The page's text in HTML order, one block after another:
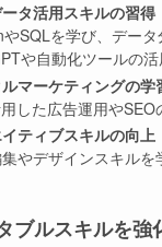
タ活用スキルの習得
やSQLを学び、デー
や自動化ツールの
マーケティングの学
した広告運用やSEO
ティブスキルの向上
やデザインスキル
ブルスキルを強